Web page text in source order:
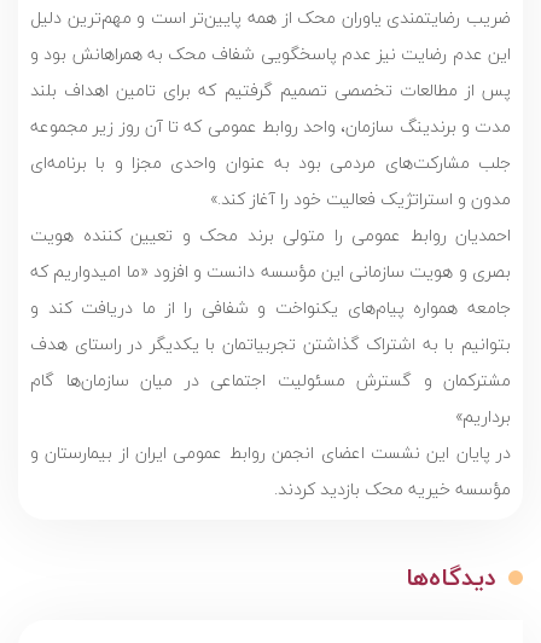
ضریب رضایتمندی یاوران محک از همه پایین‌تر است و مهم‌ترین دلیل
این عدم رضایت نیز عدم پاسخگویی شفاف محک به همراهانش بود و
پس از مطالعات تخصصی تصمیم گرفتیم که برای تامین اهداف بلند
مدت و برندینگ سازمان، واحد روابط عمومی که تا آن روز زیر مجموعه
جلب مشارکت‌های مردمی بود به عنوان واحدی مجزا و با برنامه‌ای
مدون و استراتژیک فعالیت خود را آغاز کند.»
احمدیان روابط عمومی را متولی برند محک و تعیین کننده هویت
بصری و هویت سازمانی این مؤسسه دانست و افزود «ما امیدواریم که
جامعه همواره پیام‌های یکنواخت و شفافی را از ما دریافت کند و
بتوانیم با به اشتراک گذاشتن تجربیاتمان با یکدیگر در راستای هدف
مشترکمان و گسترش مسئولیت اجتماعی در میان سازمان‌ها گام
برداریم»
در پایان این نشست اعضای انجمن روابط عمومی ایران از بیمارستان و
مؤسسه خیریه محک بازدید کردند.
دیدگاه‌ها